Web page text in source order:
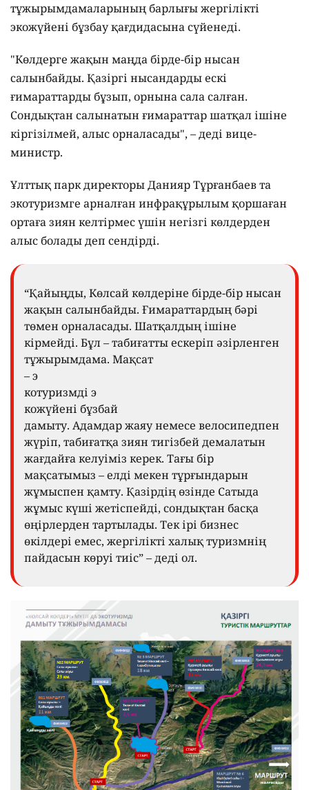
тұжырымдамаларының барлығы жергілікті
экожүйені бұзбау қағдидасына сүйенеді.
"Көлдерге жақын маңда бірде-бір нысан
салынбайды. Қазіргі нысандарды ескі
ғимараттарды бұзып, орнына сала салған.
Сондықтан салынатын ғимараттар шатқал ішіне
кіргізілмей, алыс орналасады", – деді вице-
министр.
Ұлттық парк директоры Данияр Тұрғанбаев та
экотуризмге арналған инфрақұрылым қоршаған
ортаға зиян келтірмес үшін негізгі көлдерден
алыс болады деп сендірді.
“Қайыңды, Көлсай көлдеріне бірде-бір нысан
жақын салынбайды. Ғимараттардың бәрі
төмен орналасады. Шатқалдың ішіне
кірмейді. Бұл – табиғатты ескеріп әзірленген
тұжырымдама. Мақсат
– э
котуризмді э
кожүйені бұзбай
дамыту. Адамдар жаяу немесе велосипедпен
жүріп, табиғатқа зиян тигізбей демалатын
жағдайға келуіміз керек. Тағы бір
мақсатымыз – елді мекен тұрғындарын
жұмыспен қамту. Қазірдің өзінде Сатыда
жұмыс күші жетіспейді, сондықтан басқа
өңірлерден тартылады. Тек ірі бизнес
өкілдері емес, жергілікті халық туризмнің
пайдасын көруі тиіс” – деді ол.